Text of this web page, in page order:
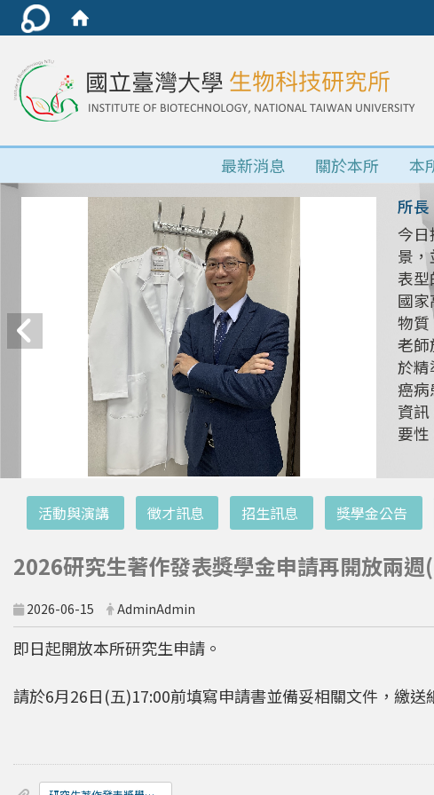
最新消息 關於本所 本
所
今日
景
表
國
物質
老師
於精
癌病
資
要性
活動與演講 徵才訊息 招生訊息 獎學金公告
2026研究生著作發表獎學金申請再開放兩
2026-06-15 AdminAdmin
即日起開放本所研究生申請。
請於6月26日(五)17:00前填寫申請書並備妥相關文件，繳送